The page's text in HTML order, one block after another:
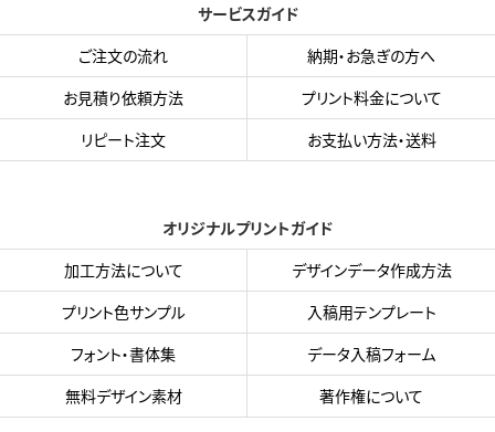
サービスガイド
ご注文の流れ
納期・お急ぎの方へ
お見積り依頼方法
プリント料金について
リピート注文
お支払い方法・送料
オリジナルプリントガイド
加工方法について
デザインデータ作成方法
プリント色サンプル
入稿用テンプレート
フォント・書体集
データ入稿フォーム
無料デザイン素材
著作権について